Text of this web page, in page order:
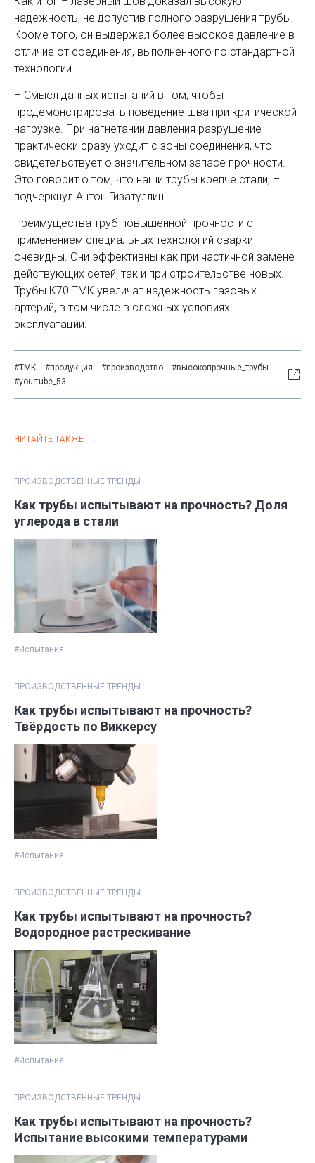
надежность, не допустив полного разрушения трубы.
Кроме того, он выдержал более высокое давление в
отличие от соединения, выполненного по стандартной
технологии.
– Смысл данных испытаний в том, чтобы
продемонстрировать поведение шва при критической
нагрузке. При нагнетании давления разрушение
практически сразу уходит с зоны соединения, что
свидетельствует о значительном запасе прочности.
Это говорит о том, что наши трубы крепче стали, –
подчеркнул Антон Гизатуллин.
Преимущества труб повышенной прочности с
применением специальных технологий сварки
очевидны. Они эффективны как при частичной замене
действующих сетей, так и при строительстве новых.
Трубы К70 ТМК увеличат надежность газовых
артерий, в том числе в сложных условиях
эксплуатации.
#ТМК #продукция #производство
#высокопрочные_трубы
#yourtube_53
ЧИТАЙТЕ ТАКЖЕ
ПРОИЗВОДСТВЕННЫЕ ТРЕНДЫ
Как трубы испытывают на прочность? Доля
углерода в стали
#Испытания
ПРОИЗВОДСТВЕННЫЕ ТРЕНДЫ
Как трубы испытывают на прочность?
Твёрдость по Виккерсу
#Испытания
ПРОИЗВОДСТВЕННЫЕ ТРЕНДЫ
Как трубы испытывают на прочность?
Водородное растрескивание
#Испытания
ПРОИЗВОДСТВЕННЫЕ ТРЕНДЫ
Как трубы испытывают на прочность?
Испытание высокими температурами